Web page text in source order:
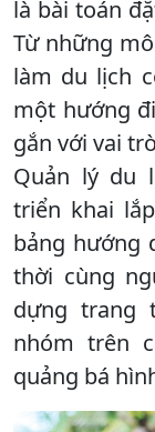
là bài toán
Từ những
làm du lịch
một hướng
gắn với vai
Quản lý du
triển khai
bảng hướng
thời cùng
dựng trang
nhóm trên
quảng bá